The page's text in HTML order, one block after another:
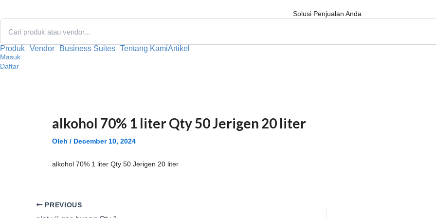
konten
Solusi Penjualan Anda
Produk Vendor Business Suites Tentang KamiArtikel
Masuk
Daftar
alkohol 70% 1 liter Qty 50 Jerigen 20 liter
Oleh / December 10, 2024
alkohol 70% 1 liter Qty 50 Jerigen 20 liter
PREVIOUS